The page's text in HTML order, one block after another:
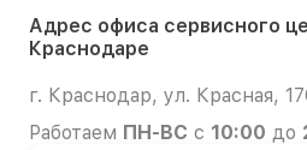
Адрес офиса сервисного
Краснодаре
г. Краснодар, ул. Красная,
Работаем ПН-ВС с 10:00 до